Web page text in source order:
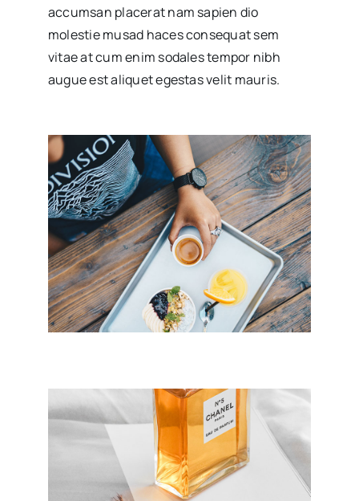
accumsan placerat nam sapien dio
molestie musad haces consequat sem
vitae at cum enim sodales tempor nibh
augue est aliquet egestas velit mauris.